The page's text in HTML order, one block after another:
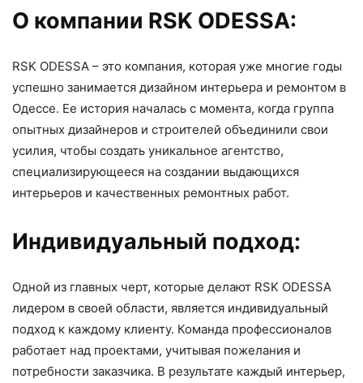
О компании RSK ODESSA:
RSK ODESSA – это компания, которая уже многие годы
успешно занимается дизайном интерьера и ремонтом в
Одессе. Ее история началась с момента, когда группа
опытных дизайнеров и строителей объединили свои
усилия, чтобы создать уникальное агентство,
специализирующееся на создании выдающихся
интерьеров и качественных ремонтных работ.
Индивидуальный подход:
Одной из главных черт, которые делают RSK ODESSA
лидером в своей области, является индивидуальный
подход к каждому клиенту. Команда профессионалов
работает над проектами, учитывая пожелания и
потребности заказчика. В результате каждый интерьер,